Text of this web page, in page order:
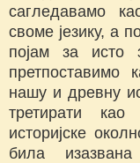
сагледавамо
своме језику, а
појам за
претпоставимо
нашу и древну
третирати
историјске
била